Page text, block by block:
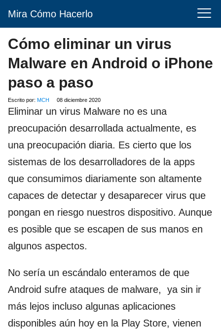
Mira Cómo Hacerlo
Cómo eliminar un virus
Malware en Android o iPhone
paso a paso
Escrito por: MCH 08 diciembre 2020
Eliminar un virus Malware no es una
preocupación desarrollada actualmente, es
una preocupación diaria. Es cierto que los
sistemas de los desarrolladores de la apps
que consumimos diariamente son altamente
capaces de detectar y desaparecer virus que
pongan en riesgo nuestros dispositivo. Aunque
es posible que se escapen de sus manos en
algunos aspectos.
No sería un escándalo enteramos de que
Android sufre ataques de malware, ya sin ir
más lejos incluso algunas aplicaciones
disponibles aún hoy en la Play Store, vienen